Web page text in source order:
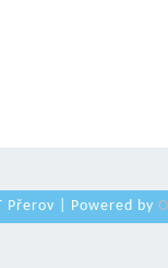
Přerov | Powered by